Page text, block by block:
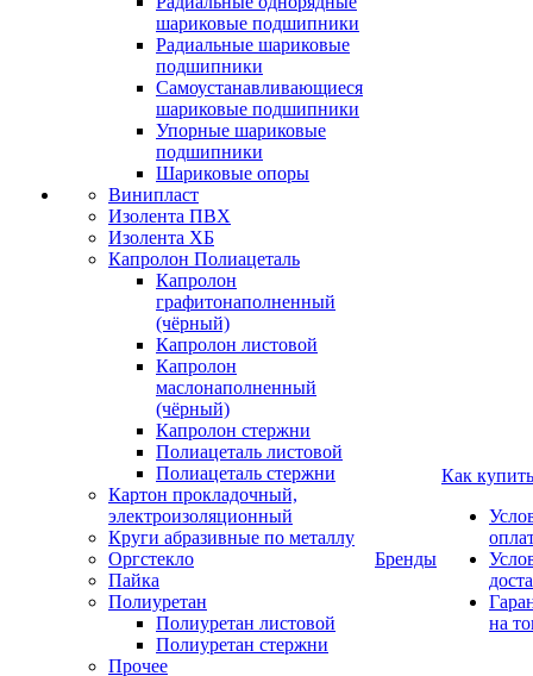
шариковые подшипники
Радиальные шариковые
подшипники
Самоустанавливающиеся
шариковые подшипники
Упорные шариковые
подшипники
Шариковые опоры
Винипласт
Изолента ПВХ
Изолента ХБ
Капролон Полиацеталь
Капролон
графитонаполненный
(чёрный)
Капролон листовой
Капролон
маслонаполненный
(чёрный)
Капролон стержни
Полиацеталь листовой
Полиацеталь стержни
Картон прокладочный,
электроизоляционный
Круги абразивные по металлу
Оргстекло
Пайка
Полиуретан
Полиуретан листовой
Полиуретан стержни
Прочее
Бренды
Как купить
на